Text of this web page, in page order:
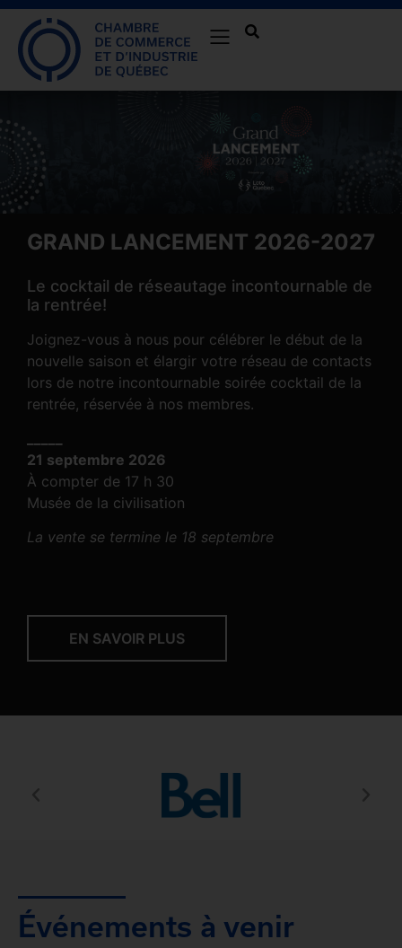
GRAND LANCEMENT 2026-2027
Le cocktail de réseautage incontournable de
la rentrée!
Joignez-vous à nous pour célébrer le début de la
nouvelle saison et élargir votre réseau de contacts
lors de notre incontournable soirée cocktail de la
rentrée, réservée à nos membres.
21 septembre 2026
À compter de 17 h 30
Musée de la civilisation
La vente se termine le 18 septembre
EN SAVOIR PLUS
Événements à venir